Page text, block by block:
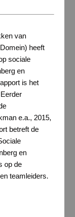
van
heeft
sociale
en
is het
e.a., 2015,
betreft de
en
op de
teamleiders.